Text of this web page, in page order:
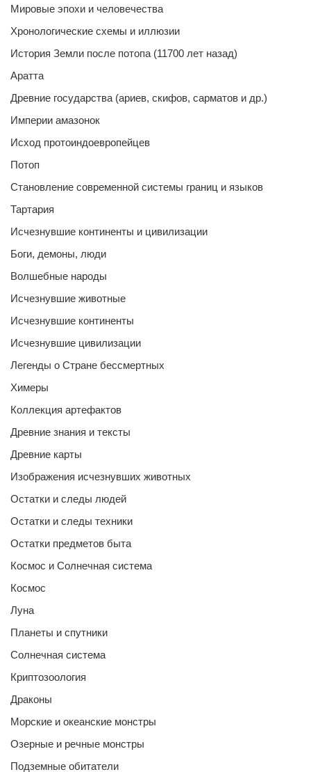
Мировые эпохи и человечества
Хронологические схемы и иллюзии
История Земли после потопа (11700 лет назад)
Аратта
Древние государства (ариев, скифов, сарматов и др.)
Империи амазонок
Исход протоиндоевропейцев
Потоп
Становление современной системы границ и языков
Тартария
Исчезнувшие континенты и цивилизации
Боги, демоны, люди
Волшебные народы
Исчезнувшие животные
Исчезнувшие континенты
Исчезнувшие цивилизации
Легенды о Стране бессмертных
Химеры
Коллекция артефактов
Древние знания и тексты
Древние карты
Изображения исчезнувших животных
Остатки и следы людей
Остатки и следы техники
Остатки предметов быта
Космос и Солнечная система
Космос
Луна
Планеты и спутники
Солнечная система
Криптозоология
Драконы
Морские и океанские монстры
Озерные и речные монстры
Подземные обитатели